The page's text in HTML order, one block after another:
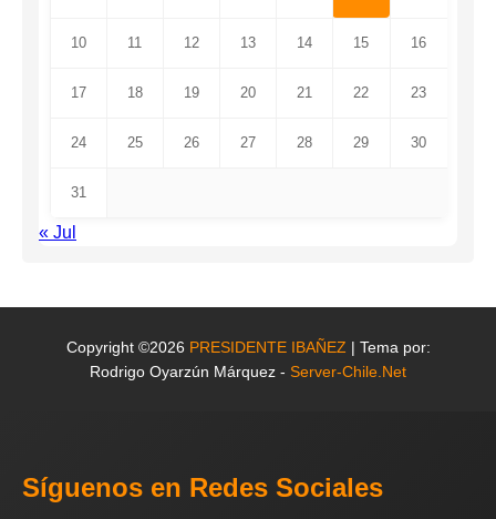
10 11 12 13 14 15 16
17 18 19 20 21 22 23
24 25 26 27 28 29 30
31
« Jul
Copyright ©2026 PRESIDENTE IBAÑEZ | Tema por:
Rodrigo Oyarzún Márquez - Server-Chile.Net
Síguenos en Redes Sociales